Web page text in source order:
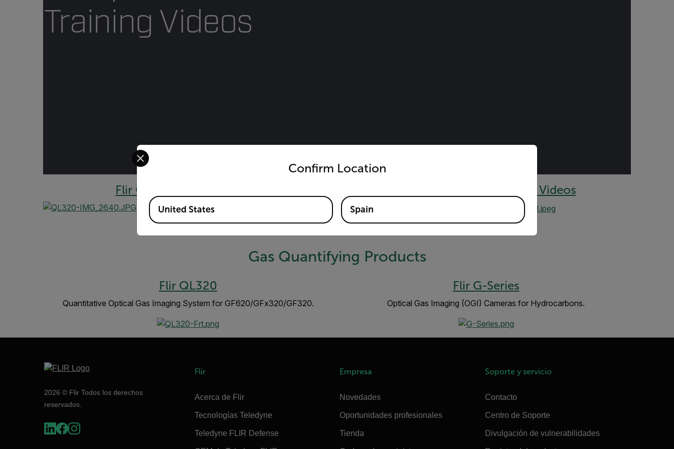
Training Videos
Flir QL320 Training Videos In Camera QOGI Training Videos
Gas Quantifying Products
Flir QL320
Quantitative Optical Gas Imaging System for GF620/GFx320/GF320.
Flir G-Series
Optical Gas Imaging (OGI) Cameras for Hydrocarbons.
2026 © Flir Todos los derechos
reservados.
Flir
Acerca de Flir
Tecnologías Teledyne
Teledyne FLIR Defense
Empresa
Novedades
Oportunidades profesionales
Tienda
Soporte y servicio
Contacto
Centro de Soporte
Divulgación de vulnerabilidades
Confirm Location
Select your preferred country and language from the options below to access the appropriate version of our website.
Available Locations
United States Spain